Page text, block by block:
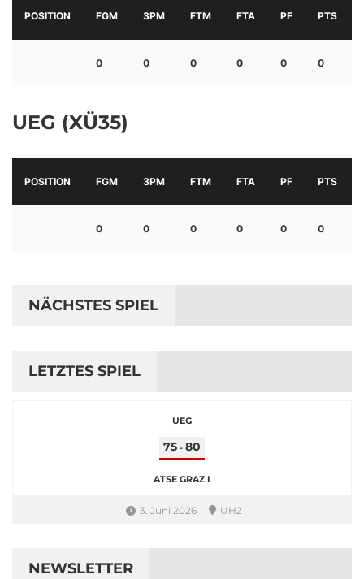
POSITION FGM 3PM FTM FTA PF PTS
0 0 0 0 0 0
UEG (XÜ35)
POSITION FGM 3PM FTM FTA PF PTS
0 0 0 0 0 0
NÄCHSTES SPIEL
LETZTES SPIEL
UEG
75 - 80
ATSE GRAZ I
3. Juni 2026 UH2
NEWSLETTER